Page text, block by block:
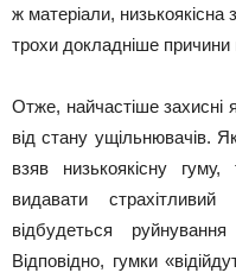
ж матеріали, низькоякісна
трохи докладніше причини
Отже, найчастіше захисні
від стану ущільнювачів.
взяв низькоякісну
видавати
відбудеться
Відповідно, гумки